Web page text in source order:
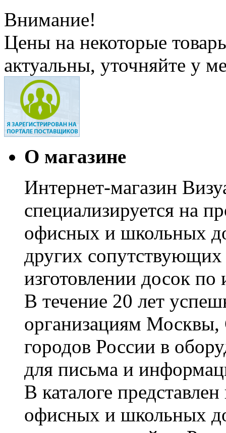
Внимание!
Цены на некоторые
актуальны, уточняйте у
О магазине
Интернет-магазин
специализируется на
офисных и школьных
других сопутствующих
изготовлении досок по
В течение 20 лет
организациям Москвы,
городов России в
для письма и
В каталоге
офисных и школьных